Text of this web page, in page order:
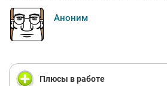
Аноним
Плюсы в работе